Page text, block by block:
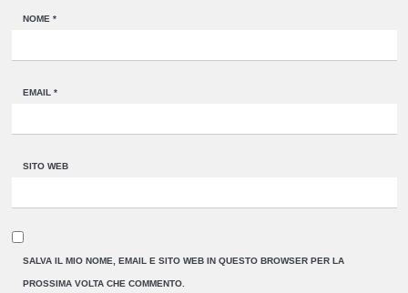
NOME *
EMAIL *
SITO WEB
SALVA IL MIO NOME, EMAIL E SITO WEB IN QUESTO BROWSER PER LA
PROSSIMA VOLTA CHE COMMENTO.